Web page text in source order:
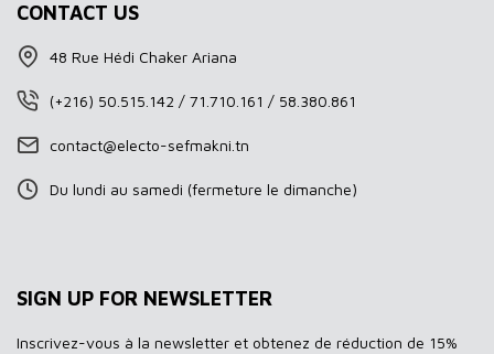
CONTACT US
48 Rue Hédi Chaker Ariana
(+216) 50.515.142 / 71.710.161 / 58.380.861
contact@electo-sefmakni.tn
Du lundi au samedi (fermeture le dimanche)
SIGN UP FOR NEWSLETTER
Inscrivez-vous à la newsletter et obtenez de réduction de 15%